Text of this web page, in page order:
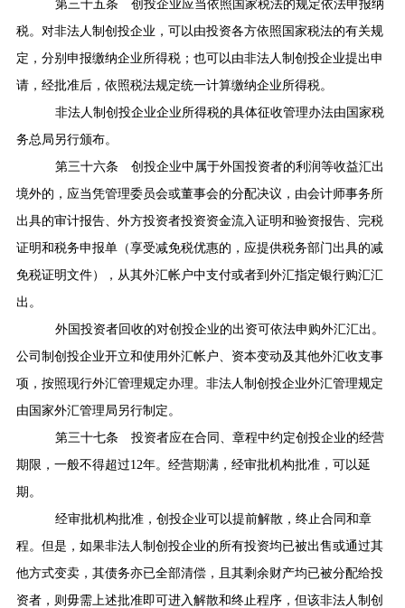
第三十五条 创投企业应当依照国家税法的规定依法申报纳
税。对非法人制创投企业，可以由投资各方依照国家税法的有关规
定，分别申报缴纳企业所得税；也可以由非法人制创投企业提出申
请，经批准后，依照税法规定统一计算缴纳企业所得税。
非法人制创投企业企业所得税的具体征收管理办法由国家税
务总局另行颁布。
第三十六条 创投企业中属于外国投资者的利润等收益汇出
境外的，应当凭管理委员会或董事会的分配决议，由会计师事务所
出具的审计报告、外方投资者投资资金流入证明和验资报告、完税
证明和税务申报单（享受减免税优惠的，应提供税务部门出具的减
免税证明文件），从其外汇帐户中支付或者到外汇指定银行购汇汇
出。
外国投资者回收的对创投企业的出资可依法申购外汇汇出。
公司制创投企业开立和使用外汇帐户、资本变动及其他外汇收支事
项，按照现行外汇管理规定办理。非法人制创投企业外汇管理规定
由国家外汇管理局另行制定。
第三十七条 投资者应在合同、章程中约定创投企业的经营
期限，一般不得超过12年。经营期满，经审批机构批准，可以延
期。
经审批机构批准，创投企业可以提前解散，终止合同和章
程。但是，如果非法人制创投企业的所有投资均已被出售或通过其
他方式变卖，其债务亦已全部清偿，且其剩余财产均已被分配给投
资者，则毋需上述批准即可进入解散和终止程序，但该非法人制创